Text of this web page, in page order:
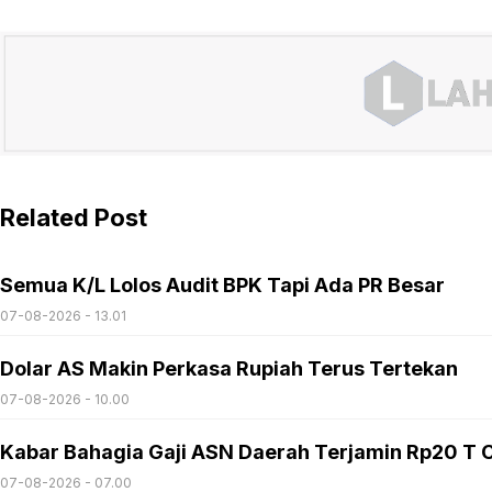
Related Post
Semua K/L Lolos Audit BPK Tapi Ada PR Besar
07-08-2026 - 13.01
Dolar AS Makin Perkasa Rupiah Terus Tertekan
07-08-2026 - 10.00
Kabar Bahagia Gaji ASN Daerah Terjamin Rp20 T
07-08-2026 - 07.00